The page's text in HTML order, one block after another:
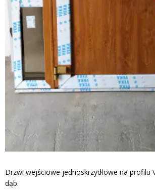
Drzwi wejściowe jednoskrzydłowe na profilu
dąb.